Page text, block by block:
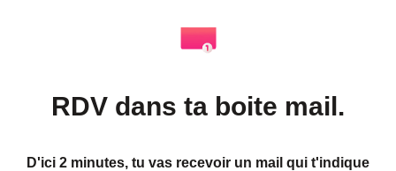
RDV dans ta boite mail.
D'ici 2 minutes, tu vas recevoir un mail qui t'indique